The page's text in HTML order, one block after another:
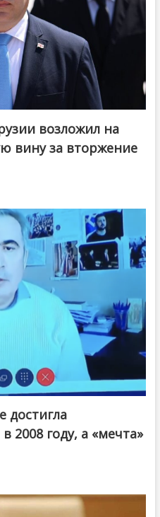
возложил на
вину за вторжение
достигла
2008 году, а «мечта»